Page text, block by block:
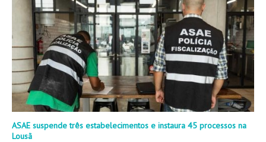
ASAE suspende três estabelecimentos e instaura 45 processos na
Lousã